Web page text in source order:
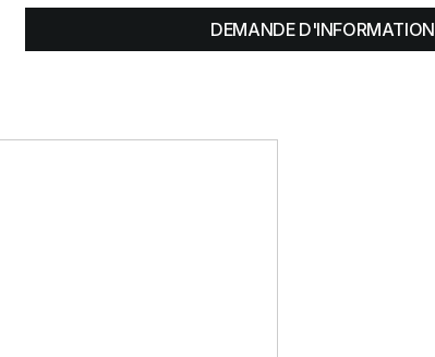
DEMANDE D'INFORMATION